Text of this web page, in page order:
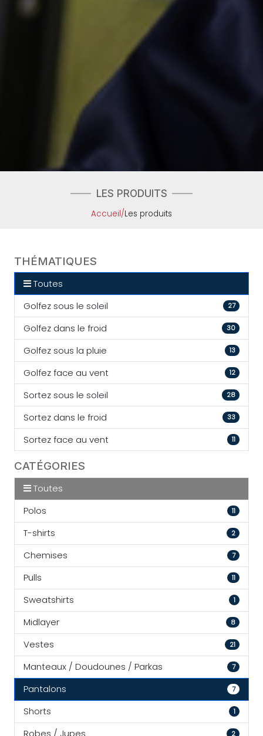
LES PRODUITS
Accueil/Les produits
THÉMATIQUES
Toutes
Golfez sous le soleil
27
Golfez dans le froid 30
Golfez sous la pluie 13
Golfez face au vent 12
Sortez sous le soleil 28
Sortez dans le froid 33
Sortez face au vent 11
CATÉGORIES
Toutes
Polos
11
T-shirts 2
Chemises 7
Pulls 11
Sweatshirts 1
Midlayer 8
Vestes 21
Manteaux / Doudounes / Parkas 7
Pantalons 7
Shorts 1
Robes / Jupes 2